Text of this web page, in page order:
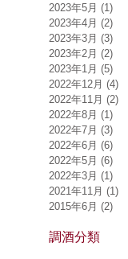
2023年5月 (1)
2023年4月 (2)
2023年3月 (3)
2023年2月 (2)
2023年1月 (5)
2022年12月 (4)
2022年11月 (2)
2022年8月 (1)
2022年7月 (3)
2022年6月 (6)
2022年5月 (6)
2022年3月 (1)
2021年11月 (1)
2015年6月 (2)
調酒分類